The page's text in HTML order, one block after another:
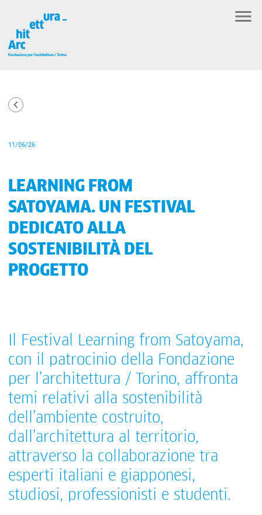
11/06/26
LEARNING FROM
SATOYAMA. UN FESTIVAL
DEDICATO ALLA
SOSTENIBILITÀ DEL
PROGETTO
Il Festival Learning from Satoyama,
con il patrocinio della Fondazione
per l’architettura / Torino, affronta
temi relativi alla sostenibilità
dell’ambiente costruito,
dall’architettura al territorio,
attraverso la collaborazione tra
esperti italiani e giapponesi,
studiosi, professionisti e studenti.